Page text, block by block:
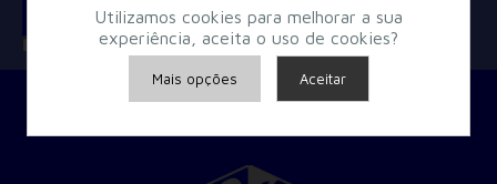
Concordo com aPolítica de Privacidade
Utilizamos cookies para melhorar a sua
experiência, aceita o uso de cookies?
Mais opções Aceitar